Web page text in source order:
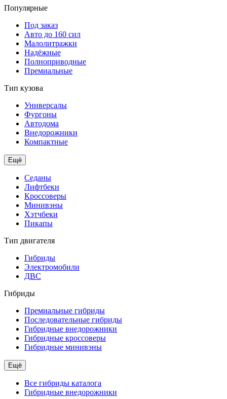
Популярные
Под заказ
Авто до 160 сил
Малолитражки
Надёжные
Полноприводные
Премиальные
Тип кузова
Универсалы
Фургоны
Автодома
Внедорожники
Компактные
Ещё
Седаны
Лифтбеки
Кроссоверы
Минивэны
Хэтчбеки
Пикапы
Тип двигателя
Гибриды
Электромобили
ДВС
Гибриды
Премиальные гибриды
Последовательные гибриды
Гибридные внедорожники
Гибридные кроссоверы
Гибридные минивэны
Ещё
Все гибриды каталога
Гибридные внедорожники